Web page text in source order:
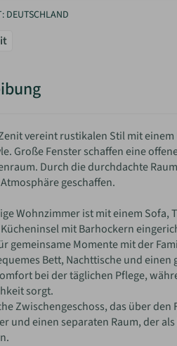
DEUTSCHLAND
vereint rustikalen Stil mit
Große Fenster schaffen eine
Durch die durchdachte
geschaffen.
Wohnzimmer ist mit einem
mit Barhockern
gemeinsame Momente mit der
Bett, Nachttische und
bei der täglichen Pflege,
sorgt.
Zwischengeschoss, das über
und einen separaten Raum, der